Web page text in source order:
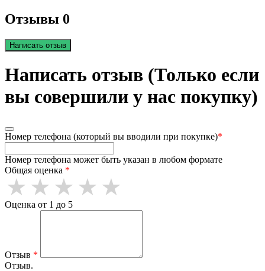
Отзывы 0
Написать отзыв
Написать отзыв (Только если
вы совершили у нас покупку)
Номер телефона (который вы вводили при покупке)*
Номер телефона может быть указан в любом формате
Общая оценка *
Оценка от 1 до 5
Отзыв *
Отзыв.